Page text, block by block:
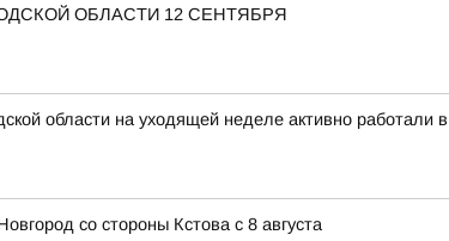
ОБЛАСТИ 12 СЕНТЯБРЯ
области на уходящей неделе активно работали в
со стороны Кстова с 8 августа